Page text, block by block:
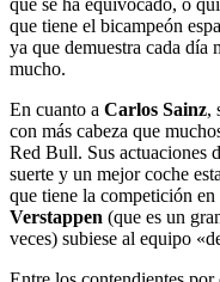
que tiene el bicampeón
ya que demuestra cada día
mucho.
En cuanto a Carlos Sainz,
con más cabeza que
Red Bull. Sus actuaciones
suerte y un mejor coche
que tiene la competición
Verstappen (que es un
veces) subiese al equipo